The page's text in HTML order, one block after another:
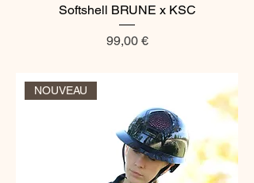
Softshell BRUNE x KSC
Prix
99,00 €
NOUVEAU